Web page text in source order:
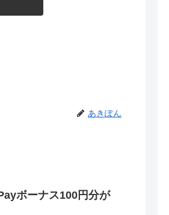
あきぽん
ボーナス100円分が